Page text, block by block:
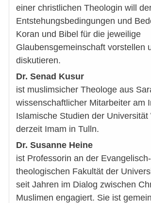
einer christlichen Theologin will
Entstehungsbedingungen und
Koran und Bibel für die jeweilige
Glaubensgemeinschaft vorstellen
diskutieren.
Dr. Senad Kusur
ist muslimsicher Theologe aus
wissenschaftlicher Mitarbeiter am
Islamische Studien der Universität
derzeit Imam in Tulln.
Dr. Susanne Heine
ist Professorin an der Evangelisch-
theologischen Fakultät der
seit Jahren im Dialog zwischen
Muslimen engagiert. Sie ist